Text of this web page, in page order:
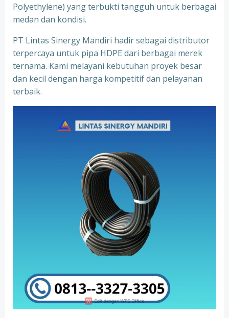
Polyethylene) yang terbukti tangguh untuk berbagai
medan dan kondisi.
PT Lintas Sinergy Mandiri hadir sebagai distributor
terpercaya untuk pipa HDPE dari berbagai merek
ternama. Kami melayani kebutuhan proyek besar
dan kecil dengan harga kompetitif dan pelayanan
terbaik.